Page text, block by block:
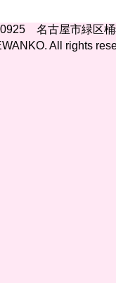
名古屋市緑区桶
All rights